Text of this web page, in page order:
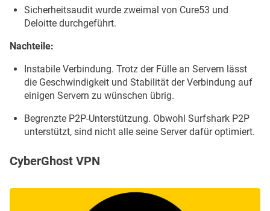
Sicherheitsaudit wurde zweimal von Cure53 und
Deloitte durchgeführt.
Nachteile:
Instabile Verbindung. Trotz der Fülle an Servern lässt
die Geschwindigkeit und Stabilität der Verbindung auf
einigen Servern zu wünschen übrig.
Begrenzte P2P-Unterstützung. Obwohl Surfshark P2P
unterstützt, sind nicht alle seine Server dafür optimiert.
CyberGhost VPN